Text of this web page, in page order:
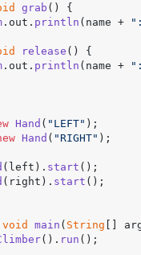
grab ( ) {
. out . println (name +
release ( ) {
. out . println (name +
Hand ( "LEFT" );
Hand ( "RIGHT" );
(left). start ();
(right). start ();
void main ( String []
(). run ();